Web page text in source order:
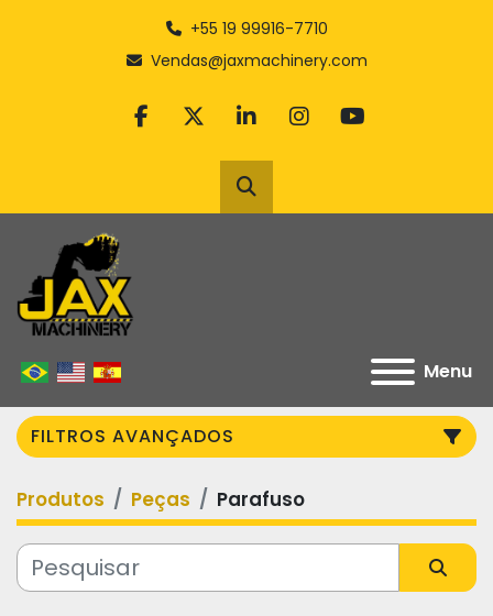
+55 19 99916-7710
Vendas@jaxmachinery.com
facebook
twitterlinkedininstagram
youtube
Pesquisar
Menu
FILTROS AVANÇADOS
Categoria
Fabricante
Produtos Peças Parafuso